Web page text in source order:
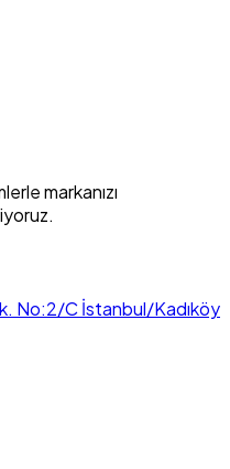
markanızı
No:2/C İstanbul/Kadıköy